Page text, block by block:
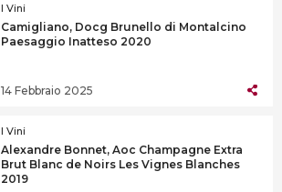
I Vini
Camigliano, Docg Brunello di Montalcino
Paesaggio Inatteso 2020
14 Febbraio 2025
I Vini
Alexandre Bonnet, Aoc Champagne Extra
Brut Blanc de Noirs Les Vignes Blanches
2019